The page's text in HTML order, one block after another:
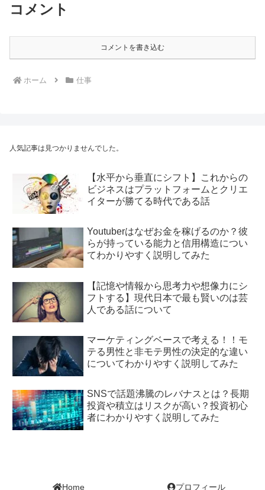
コメント
コメントを書き込む
ホーム 仕事
人気記事は見つかりませんでした。
【水平から垂直にシフト】これからの
ビジネスはプラットフォームとクリエ
イターが勝てる時代である話
Youtuberはなぜお金を稼げるのか？彼
らが持っている能力と信用構造につい
てわかりやすく説明してみた
【記憶や情報から思考力や想像力にシ
フトする】現代日本で最も賢いのは芸
人である話について
マーケティングベースで考える！！モ
テる男性と非モテ男性の決定的な違い
についてわかりやすく説明してみた
SNSで話題沸騰のレバナスとは？長期
投資や積立はリスクが高い？投資初心
者にわかりやすく説明してみた
Home プロフィール